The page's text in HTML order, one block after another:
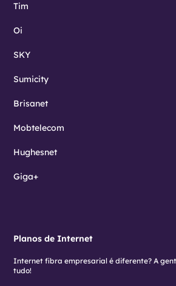
Tim
Oi
SKY
Sumicity
Brisanet
Mobtelecom
Hughesnet
Giga+
Planos de Internet
Internet fibra empresarial é diferente? A
tudo!